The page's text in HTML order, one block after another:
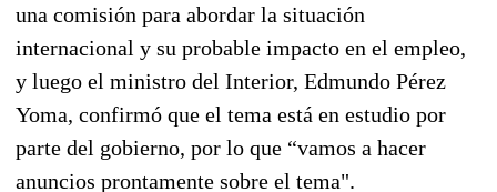
una comisión para abordar la situación
internacional y su probable impacto en el empleo,
y luego el ministro del Interior, Edmundo Pérez
Yoma, confirmó que el tema está en estudio por
parte del gobierno, por lo que “vamos a hacer
anuncios prontamente sobre el tema".